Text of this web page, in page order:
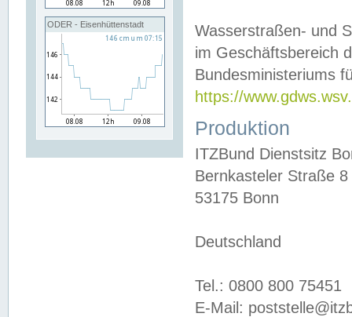
ODER - Eisenhüttenstadt
Wasserstraßen- und
im Geschäftsbereich
Bundesministeriums
https://
Produktion
ITZBund Dienstsitz
Bernkasteler Straße 8
53175 Bonn
Deutschland
Tel.: 0800 800 75451
E-Mail: